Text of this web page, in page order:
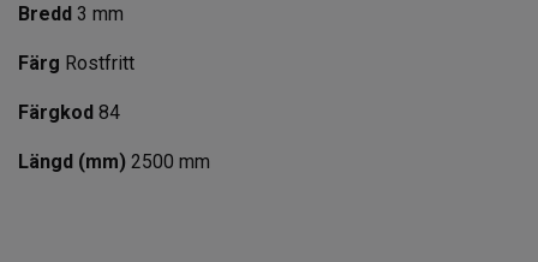
Bredd 3 mm
Färg Rostfritt
Färgkod 84
Längd (mm) 2500 mm